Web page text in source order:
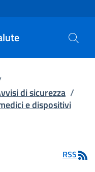
di sicurezza /
e dispositivi
RSS